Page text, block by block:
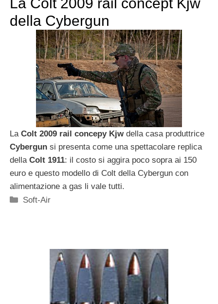
della Cybergun
LaColt 2009 rail concepy Kjw della casa produttrice
Cybergun si presenta come una spettacolare replica
dellaColt 1911: il costo si aggira poco sopra ai 150
euro e questo modello di Colt della Cybergun con
alimentazione a gas li vale tutti.
Categorie
Soft-Air